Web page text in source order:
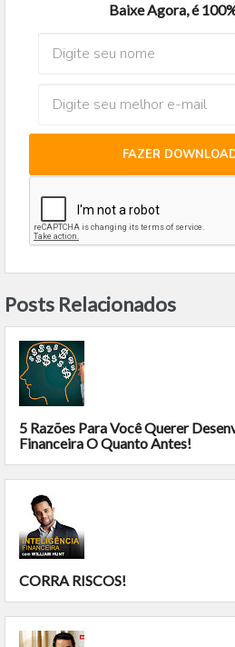
Baixe Agora, é
FAZER
Posts Relacionados
5 Razões Para Você Querer
Financeira O Quanto Antes!
CORRA RISCOS!